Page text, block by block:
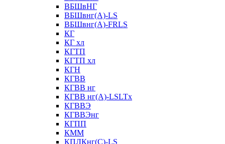
ВБШвНГ
ВБШвнг(А)-LS
ВБШвнг(А)-FRLS
КГ
КГ хл
КГТП
КГТП хл
КГН
КГВВ
КГВВ нг
КГВВ нг(А)-LSLTx
КГВВЭ
КГВВЭнг
КГПП
КММ
КПЛКнг(C)-LS